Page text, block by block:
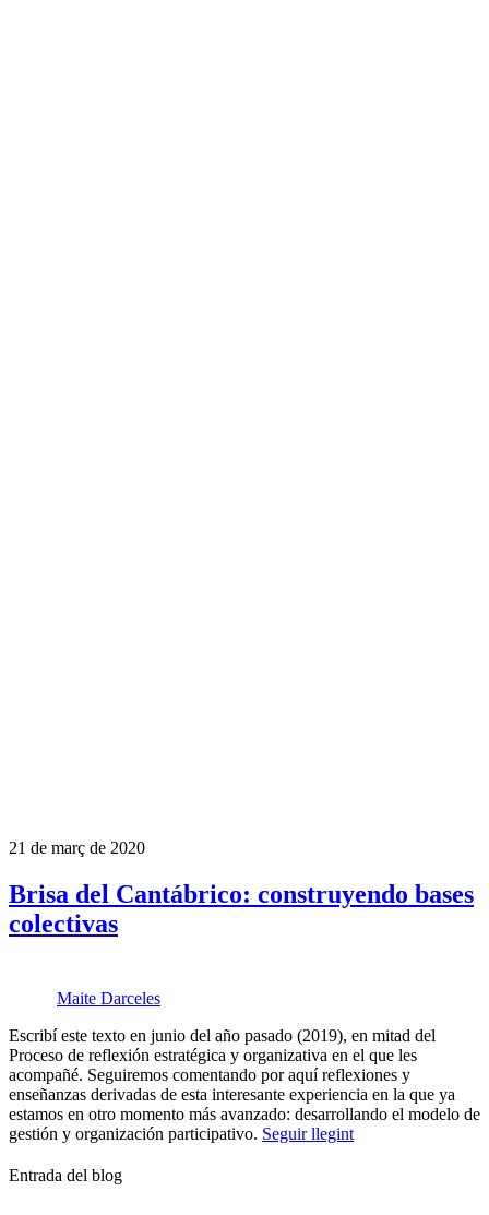
21 de març de 2020
Brisa del Cantábrico: construyendo bases
colectivas
Maite Darceles
Escribí este texto en junio del año pasado (2019), en mitad del
Proceso de reflexión estratégica y organizativa en el que les
acompañé. Seguiremos comentando por aquí reflexiones y
enseñanzas derivadas de esta interesante experiencia en la que ya
estamos en otro momento más avanzado: desarrollando el modelo de
gestión y organización participativo. Seguir llegint
Entrada del blog